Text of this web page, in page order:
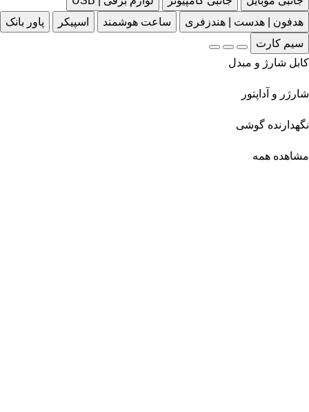
هدفون | هدست | هندزفری
ساعت هوشمند اسپیکر
پاور بانک
سیم کارت
کابل شارژ و مبدل
شارژر و آداپتور
نگهدارنده گوشی
مشاهده همه